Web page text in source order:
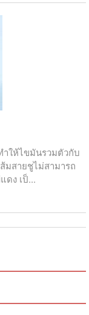
าให้ไขมันรวมตัวกับ
มสายชูไม่สามารถ
ดง เป็...